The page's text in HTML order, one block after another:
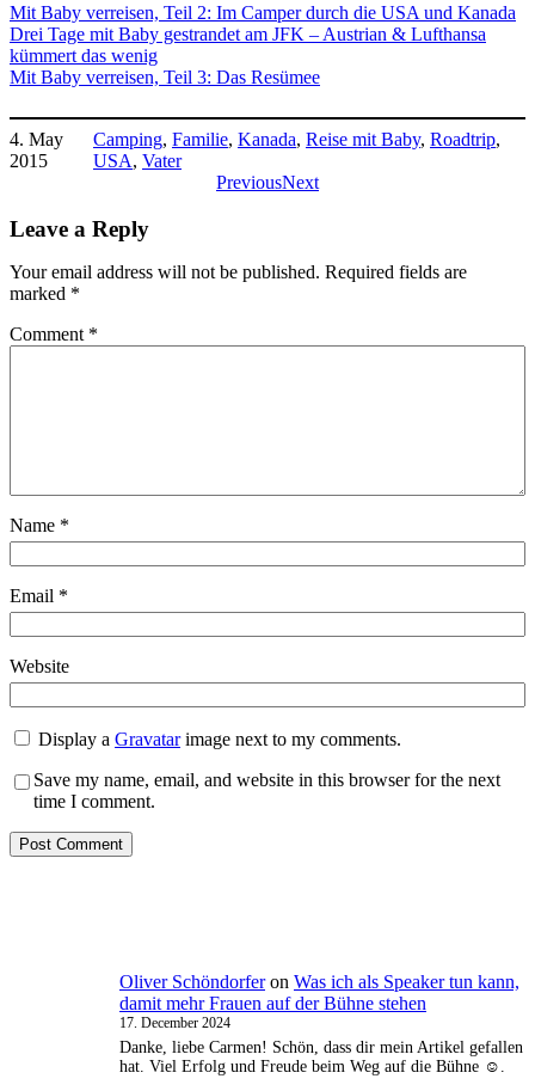
Mit Baby verreisen, Teil 2: Im Camper durch die USA und Kanada
Drei Tage mit Baby gestrandet am JFK – Austrian & Lufthansa
kümmert das wenig
Mit Baby verreisen, Teil 3: Das Resümee
4. May
2015
Camping, Familie, Kanada, Reise mit Baby, Roadtrip
USA, Vater
PreviousNext
Leave a Reply
Your email address will not be published. Required fields are
marked *
Comment *
Name *
Email *
Website
Display aGravatarimage next to my comments.
Save my name, email, and website in this browser for the next
time I comment.
Oliver Schöndorferon Was ich als Speaker tun kann,
damit mehr Frauen auf der Bühne stehen
17. December 2024
Danke, liebe Carmen! Schön, dass dir mein Artikel gefallen
hat. Viel Erfolg und Freude beim Weg auf die Bühne ☺️.